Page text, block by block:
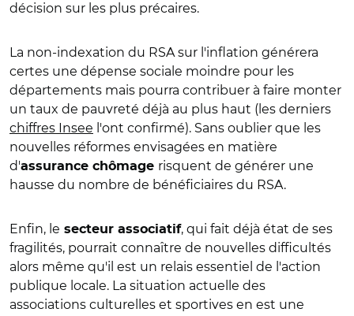
décision sur les plus précaires.
La non-indexation du RSA sur l'inflation générera
certes une dépense sociale moindre pour les
départements mais pourra contribuer à faire monter
un taux de pauvreté déjà au plus haut (les derniers
chiffres Insee l'ont confirmé). Sans oublier que les
nouvelles réformes envisagées en matière
d'assurance chômage risquent de générer une
hausse du nombre de bénéficiaires du RSA.
Enfin, le secteur associatif, qui fait déjà état de ses
fragilités, pourrait connaître de nouvelles difficultés
alors même qu'il est un relais essentiel de l'action
publique locale. La situation actuelle des
associations culturelles et sportives en est une